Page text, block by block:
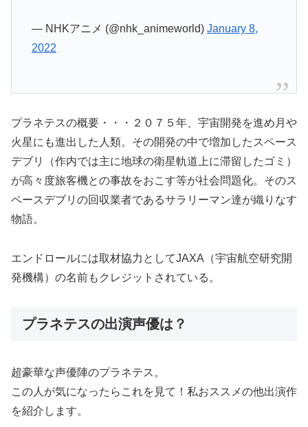
— NHKアニメ (@nhk_animeworld) January 8,
2022
プラネテスの概要・・・２０７５年、宇宙開発を進め月や
火星にも進出した人類。その開発の中で増加したスペース
デブリ（作内では主に地球の衛星軌道上に滞留したゴミ）
が高々度旅客機との事故をおこす等が社会問題化。そのス
ペースデブリの回収業者であるサラリーマン達が織りなす
物語。
エンドロールには取材協力としてJAXA（宇宙航空研究開
発機構）の名前もクレジットされている。
プラネテスの出演声優は？
超豪華な声優陣のプラネテス。
この人が気になったらこれを見て！私おススメの他出演作
を紹介します。